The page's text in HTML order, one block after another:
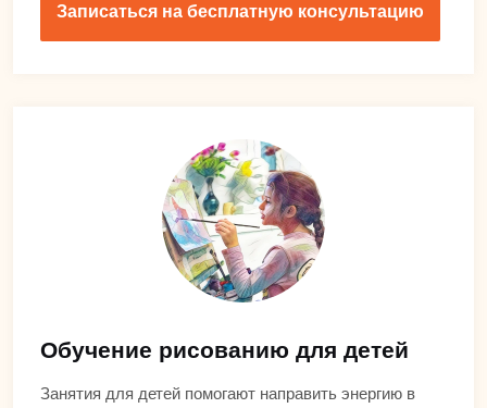
Записаться на бесплатную консультацию
Обучение рисованию для детей
Занятия для детей помогают направить энергию в